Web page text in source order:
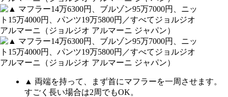
▲ 両端を持って、まず首にマフラーを一周させます。
すごく長い場合は2周でもOK。